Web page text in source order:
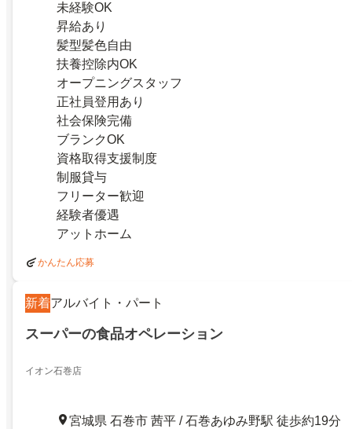
未経験OK
昇給あり
髪型髪色自由
扶養控除内OK
オープニングスタッフ
正社員登用あり
社会保険完備
ブランクOK
資格取得支援制度
制服貸与
フリーター歓迎
経験者優遇
アットホーム
かんたん応募
新着アルバイト・パート
スーパーの食品オペレーション
イオン石巻店
宮城県 石巻市 茜平 / 石巻あゆみ野駅 徒歩約19分